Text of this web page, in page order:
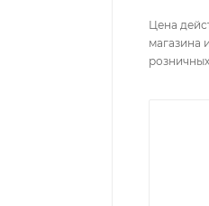
Цена
магазина